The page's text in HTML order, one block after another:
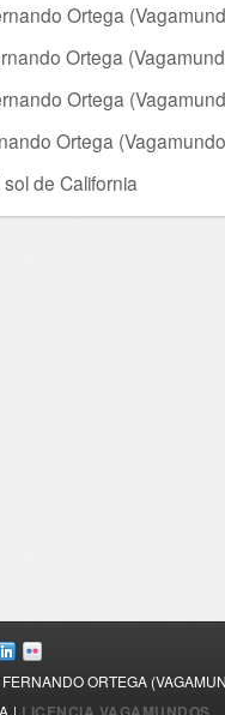
Ortega
Ortega
Ortega
Ortega
de California
ORTEGA
|